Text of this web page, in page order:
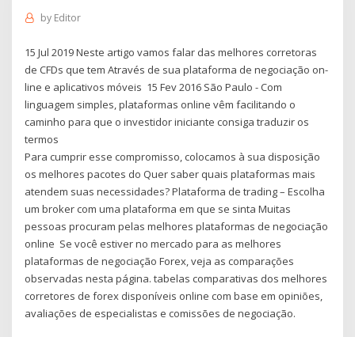
by Editor
15 Jul 2019 Neste artigo vamos falar das melhores corretoras
de CFDs que tem Através de sua plataforma de negociação on-
line e aplicativos móveis 15 Fev 2016 São Paulo - Com
linguagem simples, plataformas online vêm facilitando o
caminho para que o investidor iniciante consiga traduzir os
termos
Para cumprir esse compromisso, colocamos à sua disposição
os melhores pacotes do Quer saber quais plataformas mais
atendem suas necessidades? Plataforma de trading – Escolha
um broker com uma plataforma em que se sinta Muitas
pessoas procuram pelas melhores plataformas de negociação
online Se você estiver no mercado para as melhores
plataformas de negociação Forex, veja as comparações
observadas nesta página. tabelas comparativas dos melhores
corretores de forex disponíveis online com base em opiniões,
avaliações de especialistas e comissões de negociação.